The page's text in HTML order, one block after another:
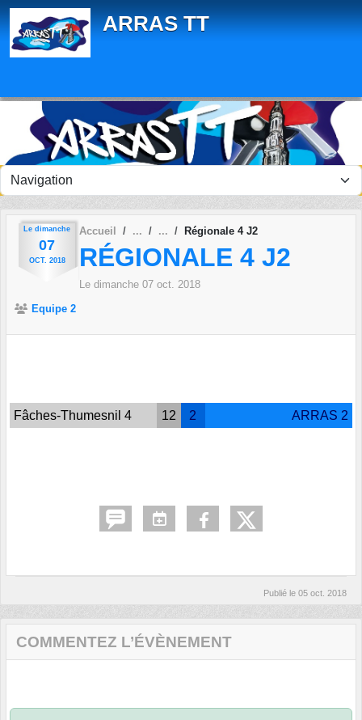
ARRAS TT
Le dimanche
07
OCT. 2018
Accueil Régionale 4 J2
RÉGIONALE 4 J2
Le dimanche 07 oct. 2018
Equipe 2
Fâches-Thumesnil 4 12 2 ARRAS 2
Publié le 05 oct. 2018
COMMENTEZ L’ÉVÈNEMENT
Panneau de gestion des cookies